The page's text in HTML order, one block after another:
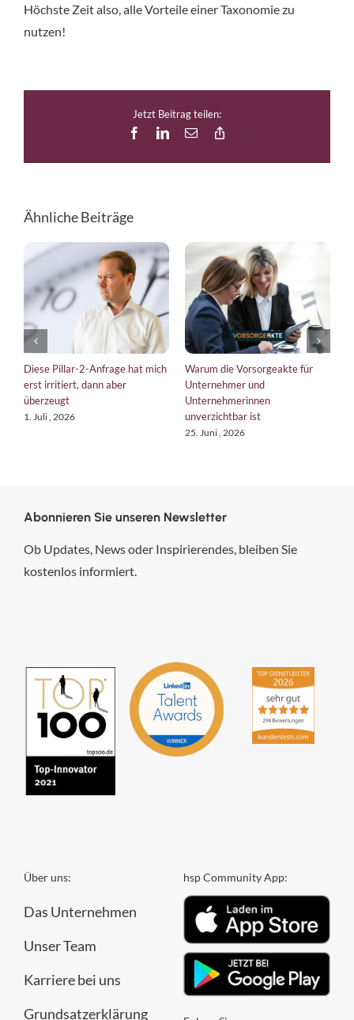
Höchste Zeit also, alle Vorteile einer Taxonomie zu
nutzen!
Jetzt Beitrag teilen:
FacebookLinkedIn
E-
Ähnliche Beiträge
die Vorsorgeakte für
und
ist
EU-Verordnungen 2026: so
bringt die EU Unternehmen auf
18. Juni , 2026
Was hat
Abonnieren Sie unseren Newsletter
Ob Updates, News oder Inspirierendes, bleiben Sie
kostenlos informiert.
Über uns:
Das Unternehmen
Unser Team
Karriere bei uns
Grundsatzerklärung
hsp Community App: